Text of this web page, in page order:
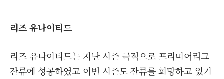
리즈 유나이티드
리즈 유나이티드는 지난 시즌 극적으로 프리미어리그
잔류에 성공하였고 이번 시즌도 잔류를 희망하고 있기